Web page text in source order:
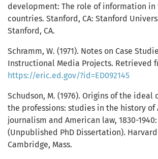
development: The role of information
countries. Stanford, CA: Stanford
Stanford, CA.
Schramm, W. (1971). Notes on Case
Instructional Media Projects. Retrieved
https://eric.ed.gov/?id=ED092145
Schudson, M. (1976). Origins of the
the professions: studies in the history of
journalism and American law, 1830-
(Unpublished PhD Dissertation).
Cambridge, Mass.